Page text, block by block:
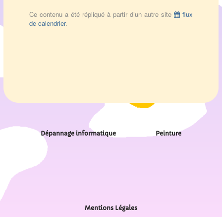
Ce contenu a été répliqué à partir d’un autre site
flux
de calendrier.
Dépannage informatique Peinture
Mentions Légales